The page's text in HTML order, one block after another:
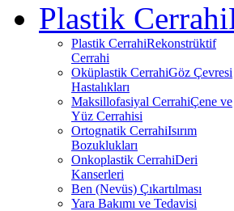
Plastik Cerrahi
Plastik CerrahiRekonstrüktif
Cerrahi
Oküplastik CerrahiGöz Çevresi
Hastalıkları
Maksillofasiyal CerrahiÇene ve
Yüz Cerrahisi
Ortognatik CerrahiIsırım
Bozuklukları
Onkoplastik CerrahiDeri
Kanserleri
Ben (Nevüs) Çıkartılması
Yara Bakımı ve Tedavisi